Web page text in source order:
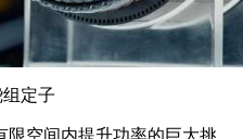
定子
限空间内提升功率的巨大挑